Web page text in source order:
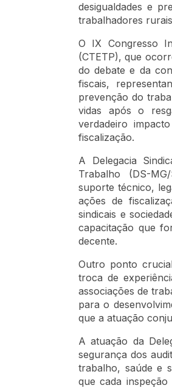
desigualdades e
trabalhadores
O IX Congresso
(CTETP), que
do debate e da
fiscais,
prevenção do
vidas após o
verdadeiro
fiscalização.
A Delegacia
Trabalho (DS-
suporte técnico,
ações de
sindicais e
capacitação que
decente.
Outro ponto
troca de
associações de
para o
que a atuação
A atuação da
segurança dos
trabalho, saúde e
que cada